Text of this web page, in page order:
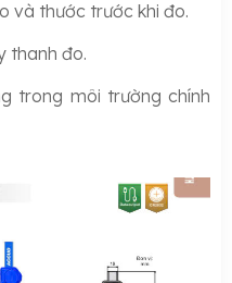
và thước trước khi đo.
thanh đo.
trong môi trường chính